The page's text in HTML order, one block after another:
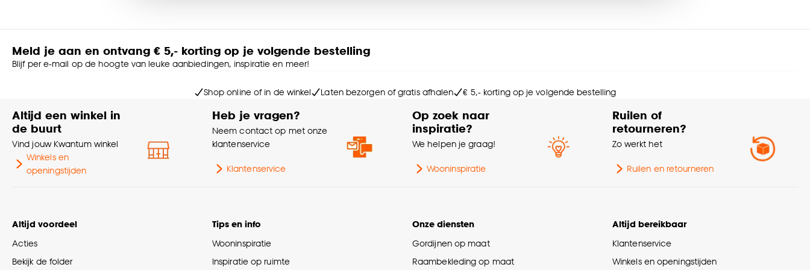
Japandi, Bohemian
Kenmerken
Met ladderband, Met
zijgeleiding
Mat
Meld je aan en ontvang € 5,- korting op je volgende bestelling
Blijf per e-mail op de hoogte van leuke aanbiedingen, inspiratie en meer!
Shop online of in de winkel Laten bezorgen of gratis afhalen € 5,- korting op je volgende bestelling
Altijd een winkel in
de buurt
Vind jouw Kwantum winkel
Winkels en
openingstijden
Heb je vragen?
Neem contact op met onze
klantenservice
Klantenservice
Op zoek naar
inspiratie?
We helpen je graag!
Wooninspiratie
Ruilen of
retourneren?
Zo werkt het
Ruilen en retourneren
Altijd voordeel
Acties
Bekijk de folder
Tips en info
Wooninspiratie
Inspiratie op ruimte
Onze diensten
Gordijnen op maat
Raambekleding op maat
Altijd bereikbaar
Klantenservice
Winkels en openingstijden